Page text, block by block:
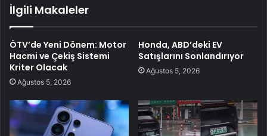
İlgili Makaleler
ÖTV’de Yeni Dönem: Motor
Hacmi ve Çekiş Sistemi
Kriter Olacak
Ağustos 5, 2026
Honda, ABD’deki EV
Satışlarını Sonlandırıyor
Ağustos 5, 2026